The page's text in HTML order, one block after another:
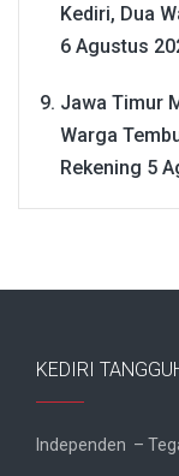
Kediri, Dua
6 Agustus
Jawa Timur
Warga
Rekening 5
KEDIRI
Independen –